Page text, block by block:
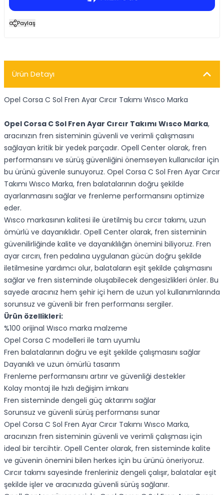
Paylaş
Ürün Detayı
Opel Corsa C Sol Fren Ayar Cırcır Takımı Wısco Marka
Opel Corsa C Sol Fren Ayar Cırcır Takımı Wısco Marka,
aracınızın fren sisteminin güvenli ve verimli çalışmasını
sağlayan kritik bir yedek parçadır. Opell Center olarak, fren
performansını ve sürüş güvenliğini önemseyen kullanıcılar için
bu ürünü güvenle sunuyoruz. Opel Corsa C Sol Fren Ayar Cırcır
Takımı Wısco Marka, fren balatalarının doğru şekilde
ayarlanmasını sağlar ve frenleme performansını optimize
eder.
Wısco markasının kalitesi ile üretilmiş bu cırcır takımı, uzun
ömürlü ve dayanıklıdır. Opell Center olarak, fren sisteminin
güvenilirliğinde kalite ve dayanıklılığın önemini biliyoruz. Fren
ayar cırcırı, fren pedalına uygulanan gücün doğru şekilde
iletilmesine yardımcı olur, balataların eşit şekilde çalışmasını
sağlar ve fren sisteminde oluşabilecek dengesizlikleri önler. Bu
sayede aracınız hem şehir içi hem de uzun yol kullanımlarında
sorunsuz ve güvenli bir fren performansı sergiler.
Ürün özellikleri:
%100 orijinal Wısco marka malzeme
Opel Corsa C modelleri ile tam uyumlu
Fren balatalarının doğru ve eşit şekilde çalışmasını sağlar
Dayanıklı ve uzun ömürlü tasarım
Frenleme performansını artırır ve güvenliği destekler
Kolay montaj ile hızlı değişim imkanı
Fren sisteminde dengeli güç aktarımı sağlar
Sorunsuz ve güvenli sürüş performansı sunar
Opel Corsa C Sol Fren Ayar Cırcır Takımı Wısco Marka,
aracınızın fren sisteminin güvenli ve verimli çalışması için
ideal bir tercihtir. Opell Center olarak, fren sisteminde kalite
ve güvenin önemini bilen herkes için bu ürünü öneriyoruz.
Cırcır takımı sayesinde frenleriniz dengeli çalışır, balatalar eşit
şekilde işler ve aracınızda güvenli sürüş sağlanır.